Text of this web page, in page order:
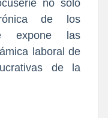
no solo
de los
expone las
laboral de
de la